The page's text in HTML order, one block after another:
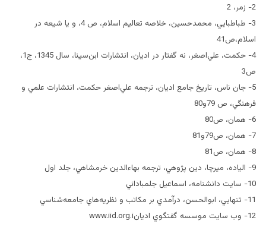
2- زمر، 2
3- طباطبايي، محمدحسين، خلاصه تعاليم اسلام، ص 4، و يا شيعه در
اسلام،‌ص41
4- حكمت، علي‌اصغر، نه گفتار در اديان، انتشارات ابن‌سينا، سال 1345، ج1،
ص3
5- جان ناس، تاريخ جامع اديان، ترجمه علي‌اصغر حكمت، انتشارات علمي و
فرهنگي، ص 79و80
6- همان، ص80
7- همان، ص79و81
8- همان، ص81
9- الياده، ميرچا، دين پژوهي، ترجمه بهاءالدين خرمشاهي، جلد اول
10- سايت دانشنامه، اسماعيل جلمباداني
11- تنهايي، ابوالحسن، درآمدي بر مكاتب و نظريه‌هاي جامعه‌شناسي
12- وب سايت موسسه گفتگوي اديانwww.iid.org.i